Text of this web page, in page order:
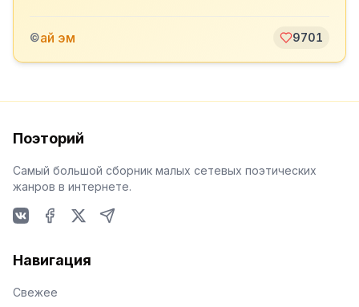
©ай эм 9701
Поэторий
Самый большой сборник малых сетевых поэтических
жанров в интернете.
Навигация
Свежее